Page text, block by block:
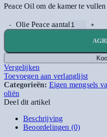
Peace Oil om de kamer te
Olie Peace aantal
Vergelijken
Toevoegen aan verlanglijst
Categorieën: Eigen mengsels
oliën
Deel dit artikel
Beschrijving
Beoordelingen (0)